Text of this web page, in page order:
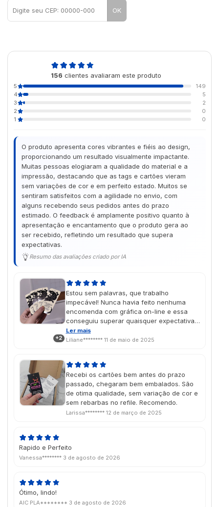
OK
156 clientes avaliaram este produto
5
149
4
5
3
2
2
0
1
0
O produto apresenta cores vibrantes e fiéis ao design,
proporcionando um resultado visualmente impactante.
Muitas pessoas elogiaram a qualidade do material e a
impressão, destacando que as tags e cartões vieram
sem variações de cor e em perfeito estado. Muitos se
sentiram satisfeitos com a agilidade no envio, com
alguns recebendo seus pedidos antes do prazo
estimado. O feedback é amplamente positivo quanto à
apresentação e encantamento que o produto gera ao
ser recebido, refletindo um resultado que supera
expectativas.
Resumo das avaliações criado por IA
+2
Estou sem palavras, que trabalho
impecável! Nunca havia feito nenhuma
encomenda com gráfica on-line e essa
conseguiu superar quaisquer expectativas
que eu tivesse, com certeza irei
encomendar mais produtos no futuro As
um charme muito especial! É um presente
de dia das mães e chegou na data
perfeita, super aprovado porque ela amou
🥹💖
Ler mais
Liliane******** 11 de maio de 2025
Recebi os cartões bem antes do prazo
passado, chegaram bem embalados. São
de otima qualidade, sem variação de cor e
sem rebarbas no refile. Recomendo.
Larissa******** 12 de março de 2025
Rapido e Perfeito
Vanessa******** 3 de agosto de 2026
Ótimo, lindo!
AIC PLA******** 3 de agosto de 2026